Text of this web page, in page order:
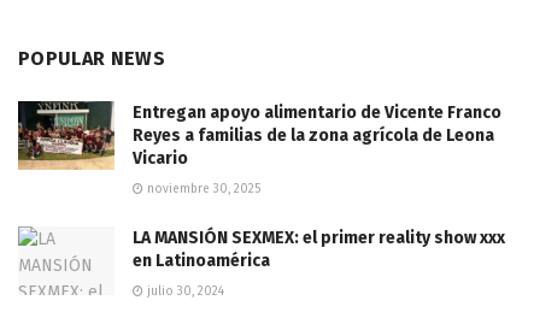
POPULAR NEWS
Entregan apoyo alimentario de Vicente Franco
Reyes a familias de la zona agrícola de Leona
Vicario
noviembre 30, 2025
LA MANSIÓN SEXMEX: el primer reality show xxx
en Latinoamérica
julio 30, 2024